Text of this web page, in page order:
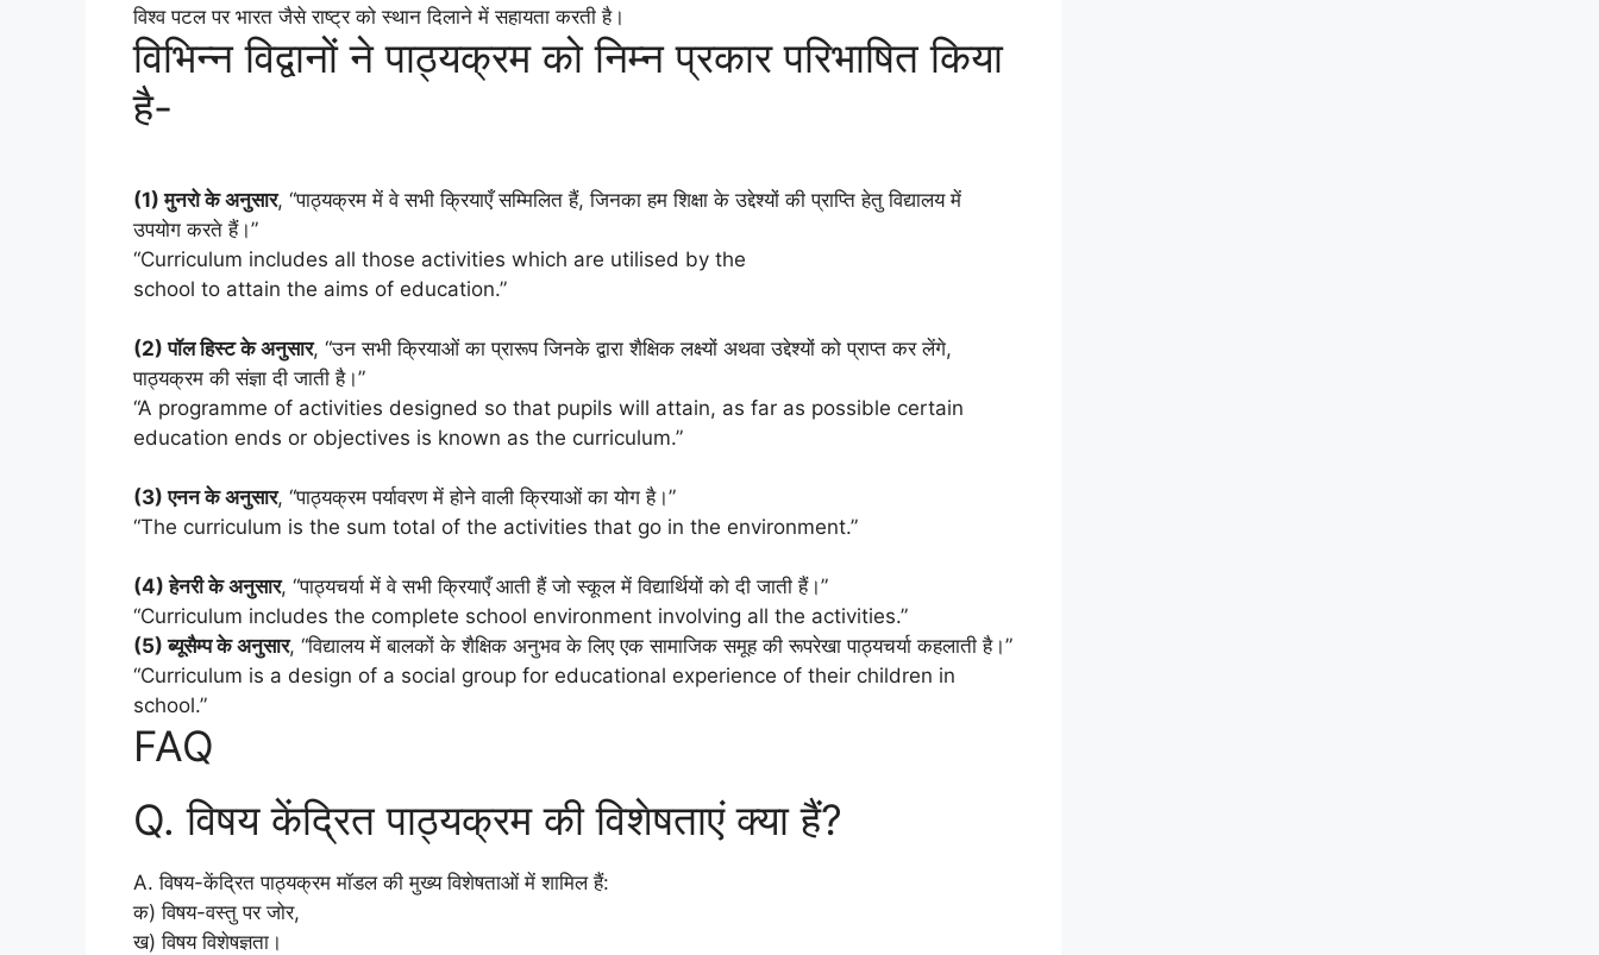
विश्व पटल पर भारत जैसे राष्ट्र को स्थान दिलाने में सहायता करती है।
विभिन्न विद्वानों ने पाठ्यक्रम को निम्न प्रकार परिभाषित किया
है-
(1) मुनरो के अनुसार, “पाठ्यक्रम में वे सभी क्रियाएँ सम्मिलित हैं, जिनका हम शिक्षा के उद्देश्यों की प्राप्ति हेतु विद्यालय में
उपयोग करते हैं।”
“Curriculum includes all those activities which are utilised by the
school to attain the aims of education.”
(2) पॉल हिस्ट के अनुसार, “उन सभी क्रियाओं का प्रारूप जिनके द्वारा शैक्षिक लक्ष्यों अथवा उद्देश्यों को प्राप्त कर लेंगे,
पाठ्यक्रम की संज्ञा दी जाती है।”
“A programme of activities designed so that pupils will attain, as far as possible certain
education ends or objectives is known as the curriculum.”
(3) एनन के अनुसार, “पाठ्यक्रम पर्यावरण में होने वाली क्रियाओं का योग है।”
“The curriculum is the sum total of the activities that go in the environment.”
(4) हेनरी के अनुसार, “पाठ्यचर्या में वे सभी क्रियाएँ आती हैं जो स्कूल में विद्यार्थियों को दी जाती हैं।”
“Curriculum includes the complete school environment involving all the activities.”
(5) ब्यूसैम्प के अनुसार, “विद्यालय में बालकों के शैक्षिक अनुभव के लिए एक सामाजिक समूह की रूपरेखा पाठ्यचर्या कहलाती है।”
“Curriculum is a design of a social group for educational experience of their children in
school.”
FAQ
Q. विषय केंद्रित पाठ्यक्रम की विशेषताएं क्या हैं?
A. विषय-केंद्रित पाठ्यक्रम मॉडल की मुख्य विशेषताओं में शामिल हैं:
क) विषय-वस्तु पर जोर,
ख) विषय विशेषज्ञता।